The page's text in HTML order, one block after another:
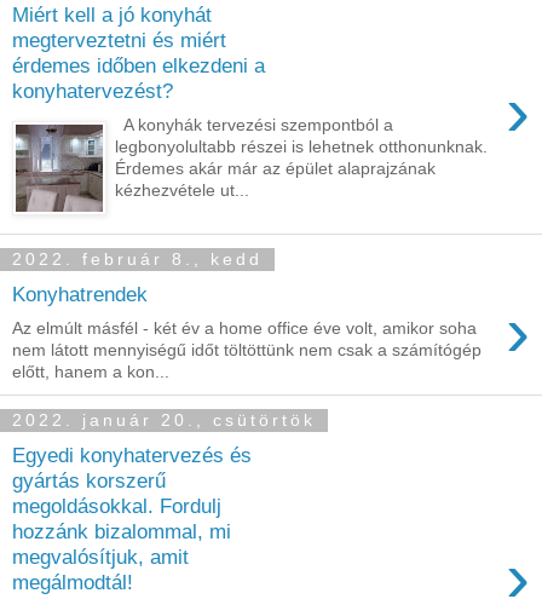
Miért kell a jó konyhát
megterveztetni és miért
érdemes időben elkezdeni a
konyhatervezést?
›
A konyhák tervezési szempontból a
legbonyolultabb részei is lehetnek otthonunknak.
Érdemes akár már az épület alaprajzának
kézhezvétele ut...
2022. február 8., kedd
Konyhatrendek ›
Az elmúlt másfél - két év a home office éve volt, amikor soha
nem látott mennyiségű időt töltöttünk nem csak a számítógép
előtt, hanem a kon...
2022. január 20., csütörtök
Egyedi konyhatervezés és
gyártás korszerű
megoldásokkal. Fordulj
hozzánk bizalommal, mi
megvalósítjuk, amit
megálmodtál!
›